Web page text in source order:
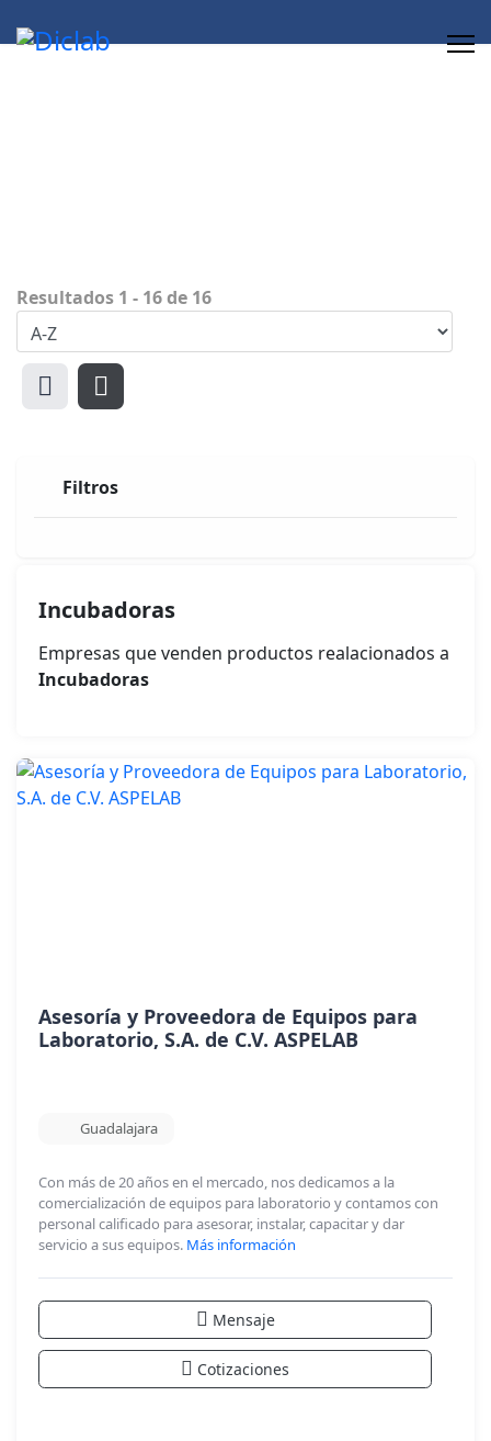
Resultados 1 - 16de 16
Filtros
Incubadoras
Empresas que venden productos realacionados a
Incubadoras
Asesoría y Proveedora de Equipos para
Laboratorio, S.A. de C.V. ASPELAB
Guadalajara
Con más de 20 años en el mercado, nos dedicamos a la
comercialización de equipos para laboratorio y contamos con
personal calificado para asesorar, instalar, capacitar y dar
servicio a sus equipos. Más información
Mensaje
Cotizaciones